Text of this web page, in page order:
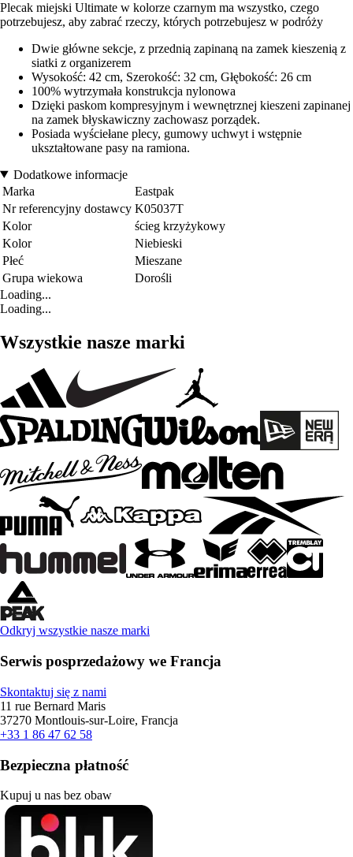
Plecak miejski Ultimate w kolorze czarnym ma wszystko, czego
potrzebujesz, aby zabrać rzeczy, których potrzebujesz w podróży
Dwie główne sekcje, z przednią zapinaną na zamek kieszenią z
siatki z organizerem
Wysokość: 42 cm, Szerokość: 32 cm, Głębokość: 26 cm
100% wytrzymała konstrukcja nylonowa
Dzięki paskom kompresyjnym i wewnętrznej kieszeni zapinanej
na zamek błyskawiczny zachowasz porządek.
Posiada wyściełane plecy, gumowy uchwyt i wstępnie
ukształtowane pasy na ramiona.
Dodatkowe informacje
Marka
Eastpak
Nr referencyjny dostawcy K05037T
Kolor
ścieg krzyżykowy
Kolor
Niebieski
Płeć
Mieszane
Grupa wiekowa
Dorośli
Loading...
Loading...
Wszystkie nasze marki
Odkryj wszystkie nasze marki
Serwis posprzedażowy we Francja
Skontaktuj się z nami
11 rue Bernard Maris
37270 Montlouis-sur-Loire, Francja
+33 1 86 47 62 58
Bezpieczna płatność
Kupuj u nas bez obaw